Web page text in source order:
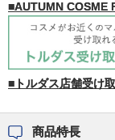
■AUTUMN COSME
■トルダス店舗受け
商品特長